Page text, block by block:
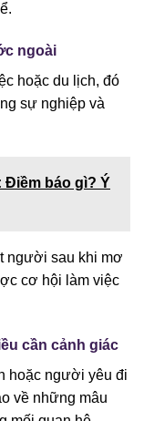
ngoài
hoặc du lịch, đó
sự nghiệp và
Điềm báo gì? Ý
người sau khi mơ
cơ hội làm việc
cần cảnh giác
hoặc người yêu đi
về những mâu